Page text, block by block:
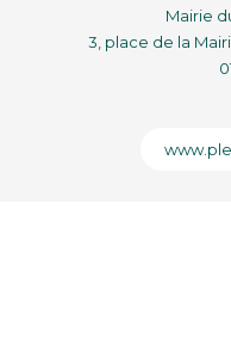
Mairie
3, place de la